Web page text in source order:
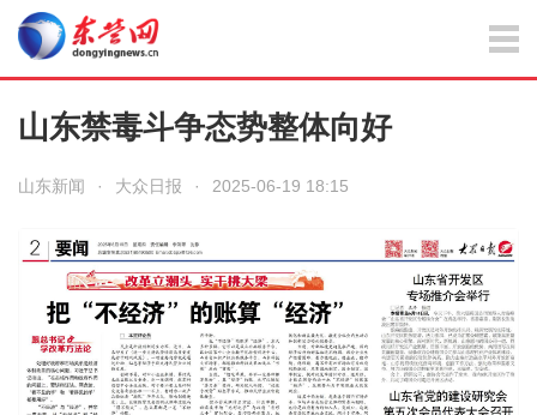
山东禁毒斗争态势整体向好
山东新闻 · 大众日报 · 2025-06-19 18:15